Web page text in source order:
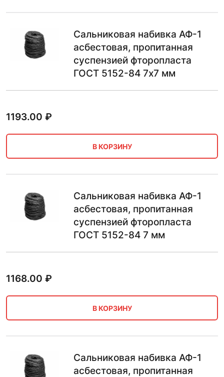
Сальниковая набивка АФ-1
асбестовая, пропитанная
суспензией фторопласта
ГОСТ 5152-84 7х7 мм
1193.00 ₽
В КОРЗИНУ
Сальниковая набивка АФ-1
асбестовая, пропитанная
суспензией фторопласта
ГОСТ 5152-84 7 мм
1168.00 ₽
В КОРЗИНУ
Сальниковая набивка АФ-1
асбестовая, пропитанная